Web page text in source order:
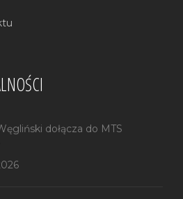
dołącza do MTS